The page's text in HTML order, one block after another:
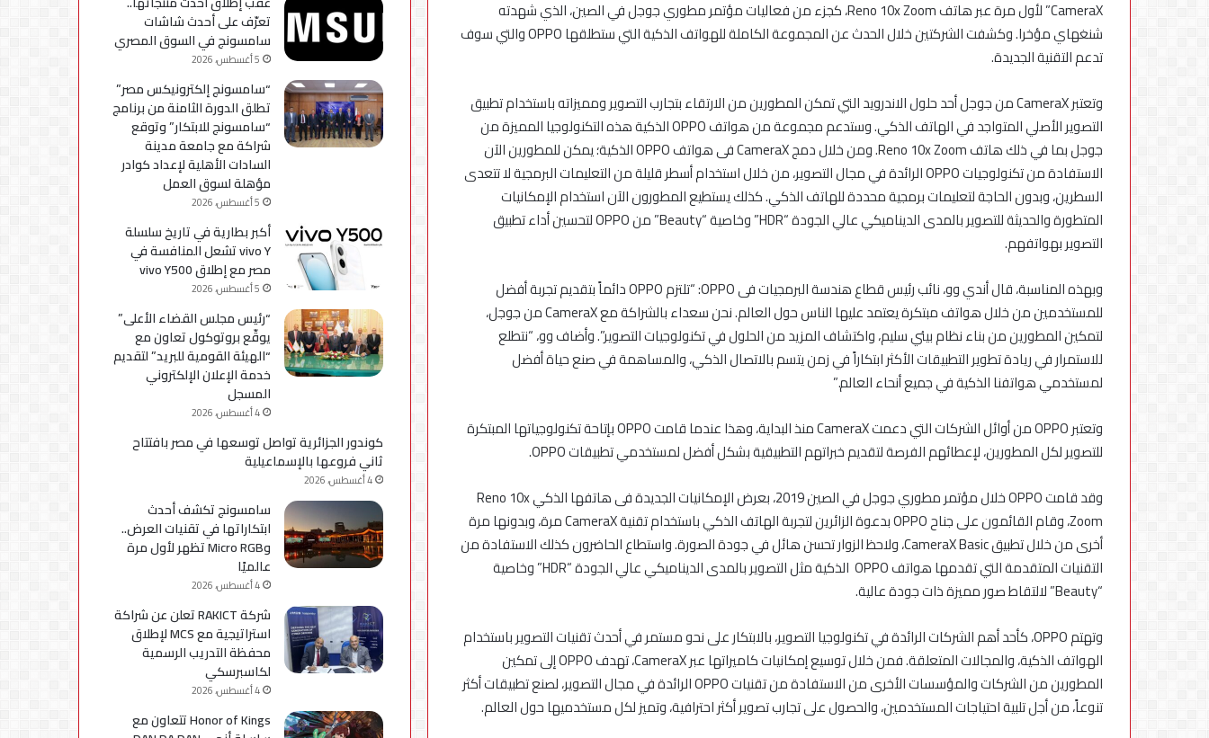
CameraX” لأول مرة عبر هاتف Reno 10x Zoom، كجزء من فعاليات مؤتمر مطوري جوجل في الصين، الذي شهدته
شنغهاي مؤخرا. وكشفت الشركتين خلال الحدث عن المجموعة الكاملة للهواتف الذكية التي ستطلقها OPPO والتي سوف
تدعم التقنية الجديدة.
وتعتبر CameraX من جوجل أحد حلول الاندرويد التي تمكن المطورين من الارتقاء بتجارب التصوير ومميزاته باستخدام تطبيق
التصوير الأصلي المتواجد في الهاتف الذكي. وستدعم مجموعة من هواتف OPPO الذكية هذه التكنولوجيا المميزة من
جوجل بما في ذلك هاتف Reno 10x Zoom. ومن خلال دمج CameraX فى هواتف OPPO الذكية؛ يمكن للمطورين الآن
الاستفادة من تكنولوجيات OPPO الرائدة في مجال التصوير، من خلال استخدام أسطر قليلة من التعليمات البرمجية لا تتعدى
السطرين، وبدون الحاجة لتعليمات برمجية محددة للهاتف الذكي. كذلك يستطيع المطورون الآن استخدام الإمكانيات
المتطورة والحديثة للتصوير بالمدى الديناميكي عالي الجودة “HDR” وخاصية “Beauty” من OPPO لتحسين أداء تطبيق
التصوير بهواتفهم.
وبهذه المناسبة، قال أندي وو، نائب رئيس قطاع هندسة البرمجيات فى OPPO: “تلتزم OPPO دائماً بتقديم تجربة أفضل
للمستخدمين من خلال هواتف مبتكرة يعتمد عليها الناس حول العالم. نحن سعداء بالشراكة مع CameraX من جوجل،
لتمكين المطورين من بناء نظام بيئي سليم، واكتشاف المزيد من الحلول في تكنولوجيات التصوير”. وأضاف وو، “نتطلع
للاستمرار في ريادة تطوير التطبيقات الأكثر ابتكاراً في زمن يتسم بالاتصال الذكي، والمساهمة في صنع حياة أفضل
لمستخدمي هواتفنا الذكية في جميع أنحاء العالم.”
وتعتبر OPPO من أوائل الشركات التي دعمت CameraX منذ البداية، وهذا عندما قامت OPPO بإتاحة تكنولوجياتها المبتكرة
للتصوير لكل المطورين، لإعطائهم الفرصة لتقديم خبراتهم التطبيقية بشكل أفضل لمستخدمي تطبيقات OPPO.
وقد قامت OPPO خلال مؤتمر مطوري جوجل في الصين 2019، بعرض الإمكانيات الجديدة فى هاتفها الذكي Reno 10x
Zoom، وقام القائمون على جناح OPPO بدعوة الزائرين لتجربة الهاتف الذكي باستخدام تقنية CameraX مرة، وبدونها مرة
أخرى من خلال تطبيق CameraX Basic، ولاحظ الزوار تحسن هائل في جودة الصورة. واستطاع الحاضرون كذلك الاستفادة من
التقنيات المتقدمة التي تقدمها هواتف OPPO الذكية مثل التصوير بالمدى الديناميكي عالي الجودة “HDR” وخاصية
“Beauty” لالتقاط صور مميزة ذات جودة عالية.
وتهتم OPPO، كأحد أهم الشركات الرائدة في تكنولوجيا التصوير، بالابتكار على نحو مستمر في أحدث تقنيات التصوير باستخدام
الهواتف الذكية، والمجالات المتعلقة. فمن خلال توسيع إمكانيات كاميراتها عبر CameraX، تهدف OPPO إلى تمكين
المطورين من الشركات والمؤسسات الأخرى من الاستفادة من تقنيات OPPO الرائدة في مجال التصوير، لصنع تطبيقات أكثر
تنوعاً، من أجل تلبية احتياجات المستخدمين، والحصول على تجارب تصوير أكثر احترافية، وتميز لكل مستخدميها حول العالم.
في
مصر
تعرّف على أحدث شاشات
سامسونج في السوق المصري
5 أغسطس، 2026
“سامسونج إلكترونيكس مصر”
تطلق الدورة الثامنة من برنامج
“سامسونج للابتكار” وتوقع
شراكة مع جامعة مدينة
السادات الأهلية لإعداد كوادر
مؤهلة لسوق العمل
5 أغسطس، 2026
أكبر بطارية في تاريخ سلسلة
vivo Y تشعل المنافسة في
مصر مع إطلاق vivo Y500
5 أغسطس، 2026
“رئيس مجلس القضاء الأعلى”
يوقّع بروتوكول تعاون مع
“الهيئة القومية للبريد” لتقديم
خدمة الإعلان الإلكتروني
المسجل
4 أغسطس، 2026
كوندور الجزائرية تواصل توسعها في مصر بافتتاح
ثاني فروعها بالإسماعيلية
4 أغسطس، 2026
سامسونج تكشف أحدث
ابتكاراتها في تقنيات العرض..
وMicro RGB تظهر لأول مرة
عالميًا
4 أغسطس، 2026
شركة RAKICT تعلن عن شراكة
استراتيجية مع MCS لإطلاق
محفظة التدريب الرسمية
لكاسبرسكي
4 أغسطس، 2026
Honor of Kings تتعاون مع